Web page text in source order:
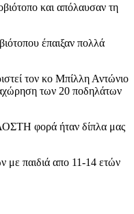
και απόλαυσαν τη
έπαιξαν πολλά
τον κο Μπίλλη Αντώνιο
των 20 ποδηλάτων
φορά ήταν δίπλα μας
με παιδιά απο 11-14 ετών